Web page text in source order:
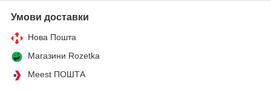
Умови доставки
Нова Пошта
Магазини Rozetka
Meest ПОШТА